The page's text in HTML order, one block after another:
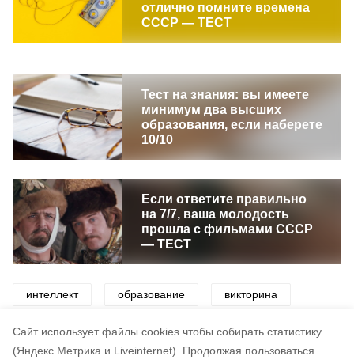
Cайт использует файлы cookies чтобы собирать статистику
(Яндекс.Метрика и Liveinternet).
Продолжая пользоваться
отлично помните времена
СССР — ТЕСТ
Тест на знания: вы имеете
минимум два высших
образования, если наберете
10/10
Если ответите правильно
на 7/7, ваша молодость
прошла с фильмами СССР
— ТЕСТ
интеллект образование викторина
знания география эрудиция